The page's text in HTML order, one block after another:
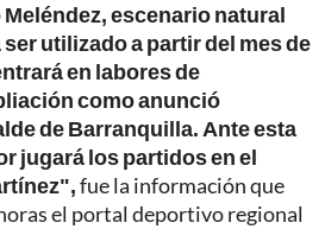
escenario natural
utilizado a partir del mes de
en labores de
como anunció
de Barranquilla. Ante esta
jugará los partidos en el
fue la información que
el portal deportivo regional